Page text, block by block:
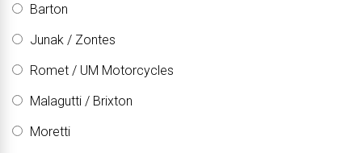
Barton
Junak / Zontes
Romet / UM Motorcycles
Malagutti / Brixton
Moretti